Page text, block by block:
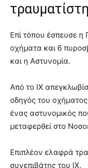
Επί τόπου έσπευσε η
οχήματα και 6
και η Αστυνομία.
Από το ΙΧ
οδηγός του
ένας αστυνομικός
μεταφερθεί στο
Επιπλέον ελαφρά
συνεπιβάτης του ΙΧ.